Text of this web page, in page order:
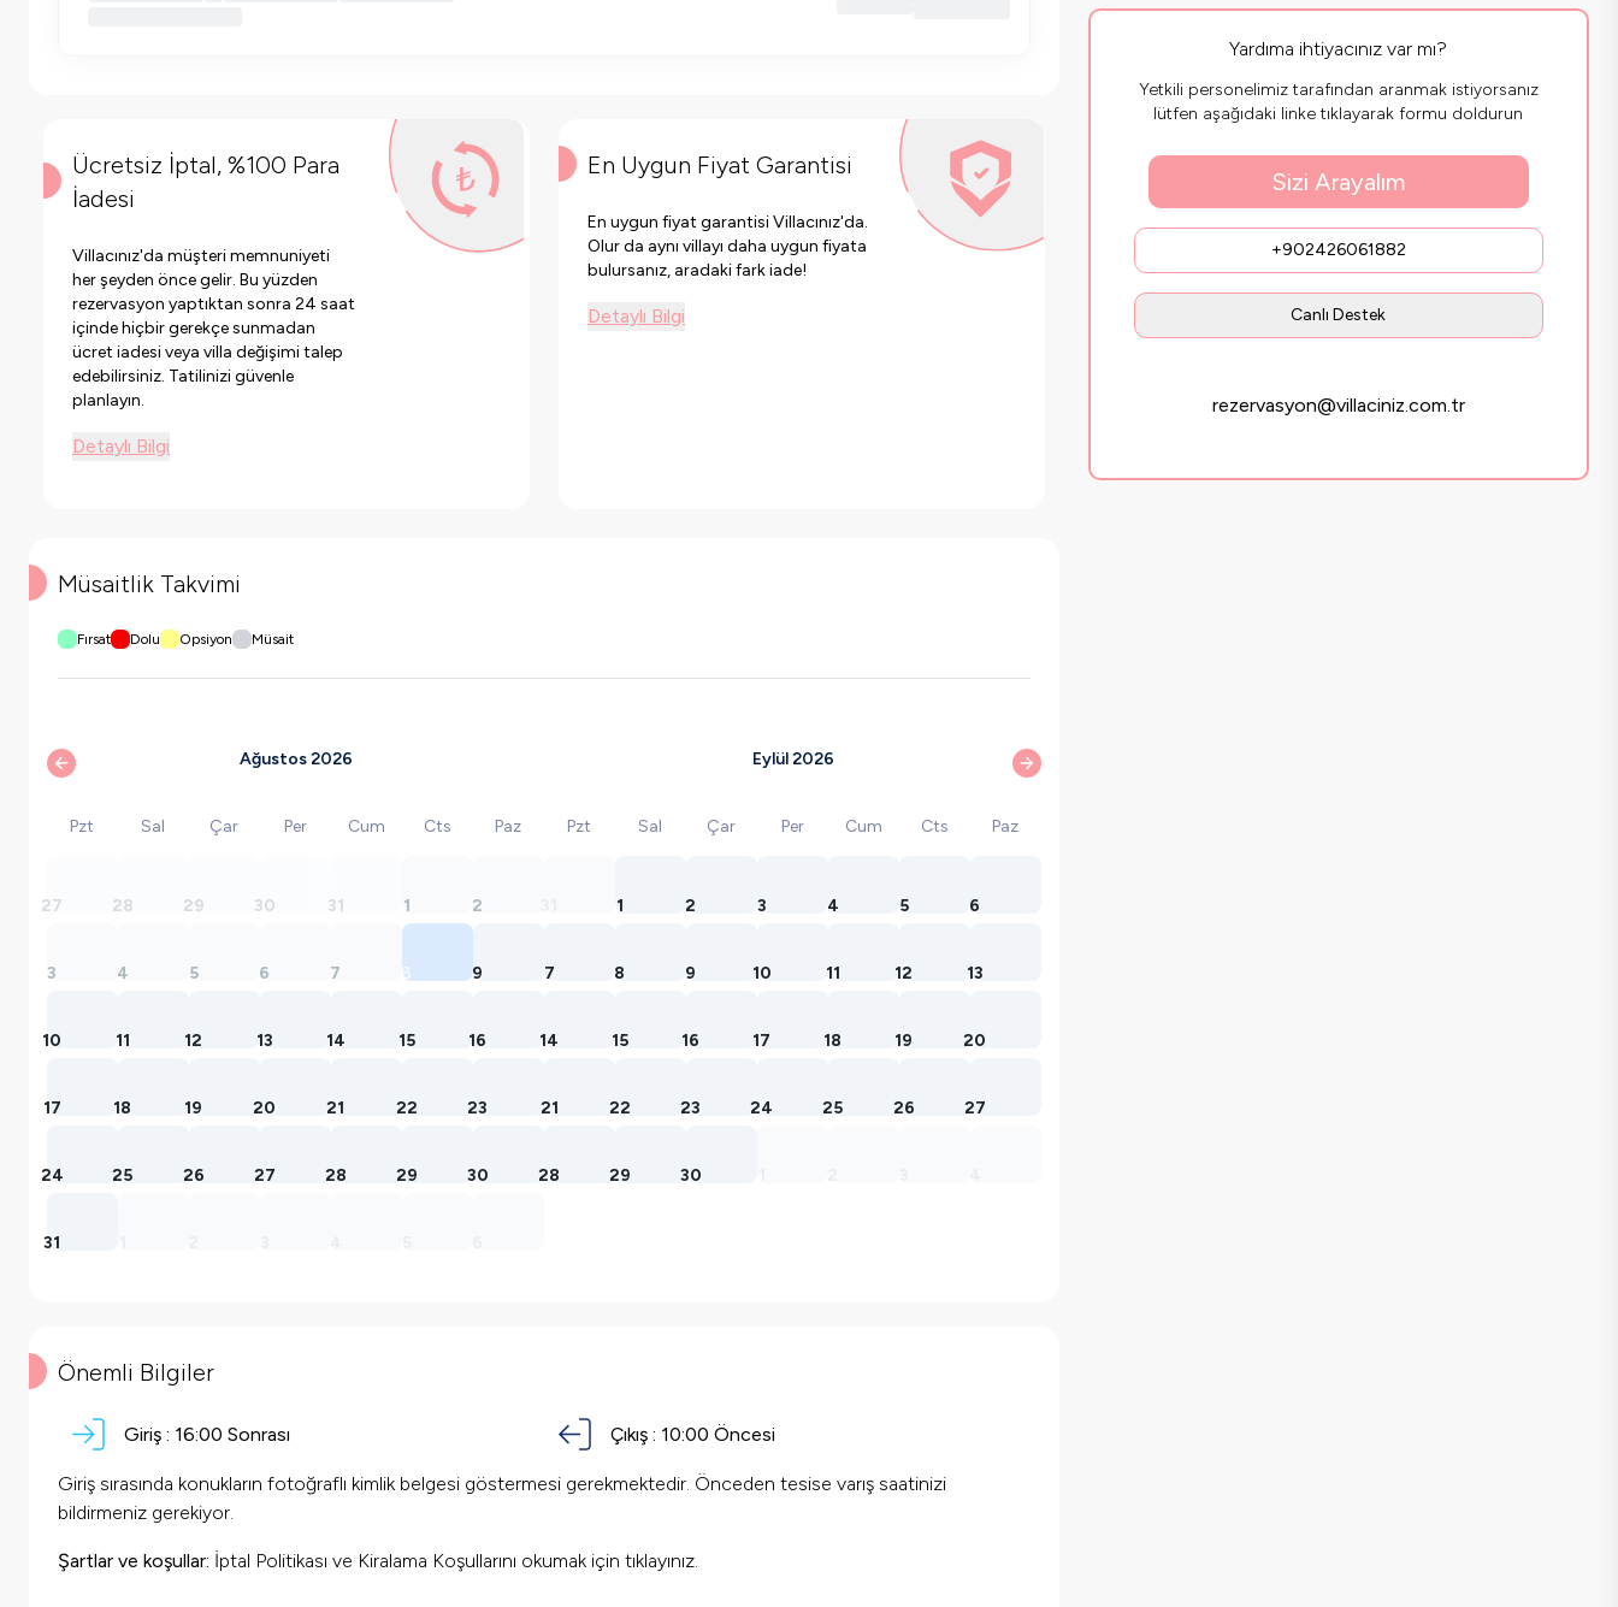
Ücretsiz İptal, %100 Para
İadesi
Villacınız'da müşteri memnuniyeti
her şeyden önce gelir. Bu yüzden
rezervasyon yaptıktan sonra 24 saat
içinde hiçbir gerekçe sunmadan
ücret iadesi veya villa değişimi talep
edebilirsiniz. Tatilinizi güvenle
planlayın.
Detaylı Bilgi
En Uygun Fiyat Garantisi
En uygun fiyat garantisi Villacınız'da.
Olur da aynı villayı daha uygun fiyata
bulursanız, aradaki fark iade!
Detaylı Bilgi
Müsaitlik Takvimi
Fırsat Dolu Opsiyon Müsait
Ağustos 2026
Pzt Sal Çar Per Cum Cts Paz
27 28 29 30 31 1 2
3 4 5 6 7 8 9
10 11 12 13 14 15 16
17 18 19 20 21 22 23
24 25 26 27 28 29 30
31
Eylül 2026
Pzt Sal Çar Per Cum Cts Paz
1 2 3 4 5 6
7 8 9 10 11 12 13
14 15 16 17 18 19 20
21 22 23 24 25 26 27
28 29 30
Önemli Bilgiler
Giriş : 16:00 Sonrası Çıkış : 10:00 Öncesi
Giriş sırasında konukların fotoğraflı kimlik belgesi göstermesi gerekmektedir. Önceden tesise varış saatinizi
bildirmeniz gerekiyor.
Şartlar ve koşullar: İptal Politikası ve Kiralama Koşullarını okumak için tıklayınız.
Yardıma ihtiyacınız var mı?
Yetkili personelimiz tarafından aranmak istiyorsanız
lütfen aşağıdaki linke tıklayarak formu doldurun
Sizi Arayalım
+902426061882
Canlı Destek
rezervasyon@villaciniz.com.tr